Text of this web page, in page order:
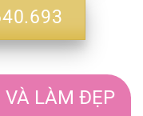
VÀ LÀM ĐẸP